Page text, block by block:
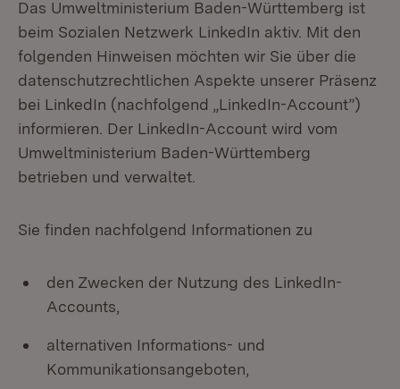
Das Umweltministerium Baden-Württemberg ist
beim Sozialen Netzwerk LinkedIn aktiv. Mit den
folgenden Hinweisen möchten wir Sie über die
datenschutzrechtlichen Aspekte unserer Präsenz
bei LinkedIn (nachfolgend „LinkedIn-Account”)
informieren. Der LinkedIn-Account wird vom
Umweltministerium Baden-Württemberg
betrieben und verwaltet.
Sie finden nachfolgend Informationen zu
den Zwecken der Nutzung des LinkedIn-
Accounts,
alternativen Informations- und
Kommunikationsangeboten,